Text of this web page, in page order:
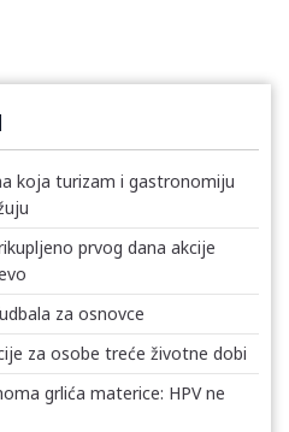
koja turizam i gastronomiju
prvog dana akcije
za osnovce
za osobe treće životne dobi
grlića materice: HPV ne